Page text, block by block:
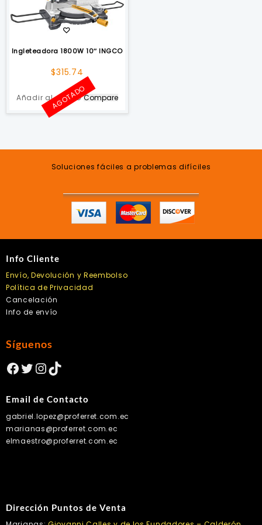
Ingleteadora 1800W 10″ INGCO
$315.74
Añadir al carrito
AGOTADOCompare
Soluciones fáciles a problemas difíciles
Info Cliente
Envío, Devolución y Reembolso
Política de Privacidad
Cancelación
Info de envío
Síguenos
Facebook
Twitter
Instagram
TikTok
Email de Contacto
gabriel.lopez@proferret.com.ec
marianas@proferret.com.ec
elmaestro@proferret.com.ec
Dirección Puntos de Venta